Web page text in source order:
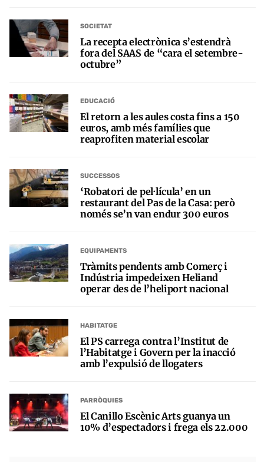
SOCIETAT
La recepta electrònica s’estendrà
fora del SAAS de “cara el setembre-
octubre”
EDUCACIÓ
El retorn a les aules costa fins a 150
euros, amb més famílies que
reaprofiten material escolar
SUCCESSOS
‘Robatori de pel·lícula’ en un
restaurant del Pas de la Casa: però
només se’n van endur 300 euros
EQUIPAMENTS
Tràmits pendents amb Comerç i
Indústria impedeixen Heliand
operar des de l’heliport nacional
HABITATGE
El PS carrega contra l’Institut de
l’Habitatge i Govern per la inacció
amb l’expulsió de llogaters
PARRÒQUIES
El Canillo Escènic Arts guanya un
10% d’espectadors i frega els 22.000